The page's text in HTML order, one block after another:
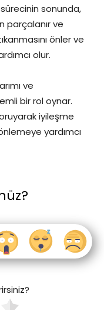
sonunda,
parçalanır ve
önler ve
olur.
ve
bir rol oynar.
iyileşme
yardımcı